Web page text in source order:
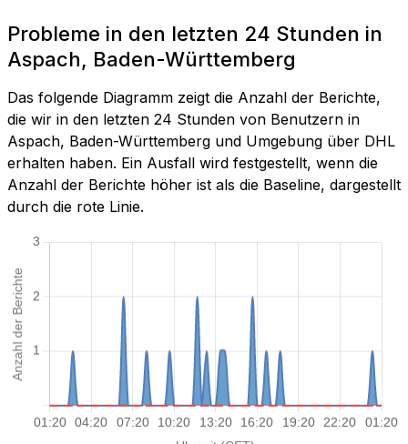
Probleme in den letzten 24 Stunden in
Aspach, Baden-Württemberg
Das folgende Diagramm zeigt die Anzahl der Berichte,
die wir in den letzten 24 Stunden von Benutzern in
Aspach, Baden-Württemberg und Umgebung über DHL
erhalten haben. Ein Ausfall wird festgestellt, wenn die
Anzahl der Berichte höher ist als die Baseline, dargestellt
durch die rote Linie.